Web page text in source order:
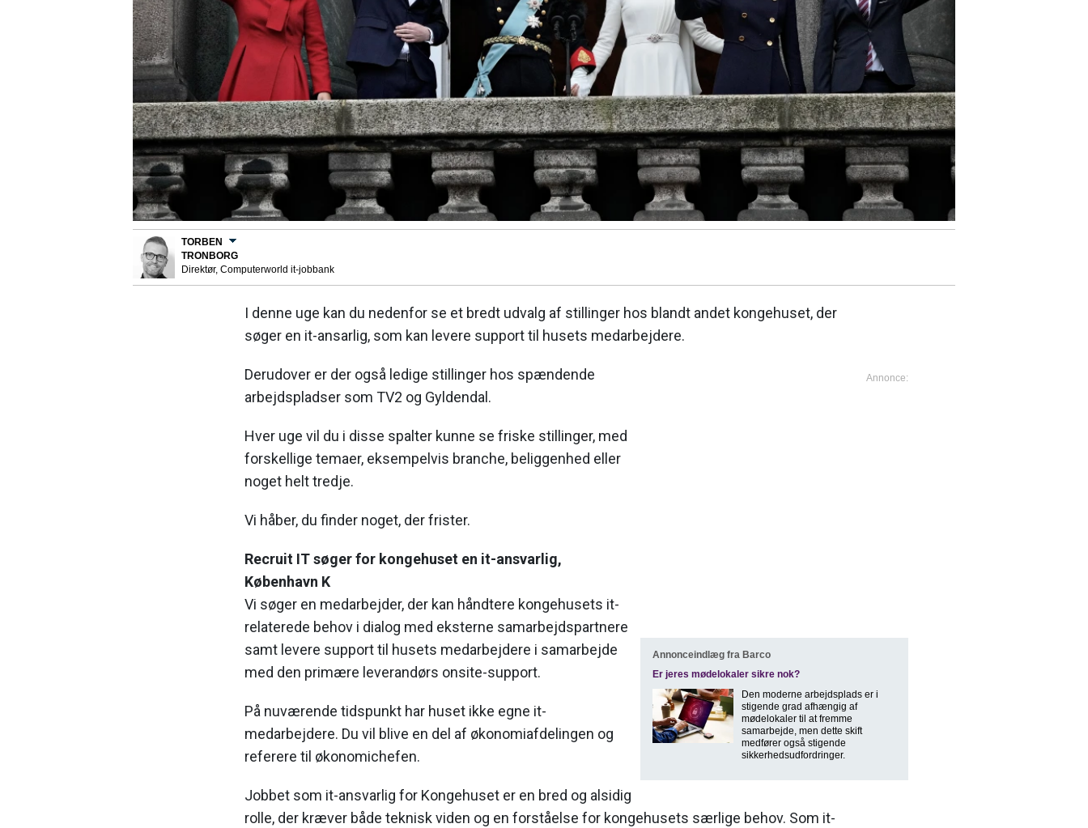
TORBEN
TRONBORG
Direktør, Computerworld it-jobbank
Annonceindlæg fra Barco
Er jeres mødelokaler sikre nok?
Den moderne arbejdsplads er i
stigende grad afhængig af
mødelokaler til at fremme
samarbejde, men dette skift
medfører også stigende
sikkerhedsudfordringer.
I denne uge kan du nedenfor se et bredt udvalg af stillinger hos blandt andet kongehuset, der
søger en it-ansarlig, som kan levere support til husets medarbejdere.
Derudover er der også ledige stillinger hos spændende
arbejdspladser som TV2 og Gyldendal.
Hver uge vil du i disse spalter kunne se friske stillinger, med
forskellige temaer, eksempelvis branche, beliggenhed eller
noget helt tredje.
Vi håber, du finder noget, der frister.
Recruit IT søger for kongehuset en it-ansvarlig,
København K
Vi søger en medarbejder, der kan håndtere kongehusets it-
relaterede behov i dialog med eksterne samarbejdspartnere
samt levere support til husets medarbejdere i samarbejde
med den primære leverandørs onsite-support.
På nuværende tidspunkt har huset ikke egne it-
medarbejdere. Du vil blive en del af økonomiafdelingen og
referere til økonomichefen.
Jobbet som it-ansvarlig for Kongehuset er en bred og alsidig
rolle, der kræver både teknisk viden og en forståelse for kongehusets særlige behov. Som it-